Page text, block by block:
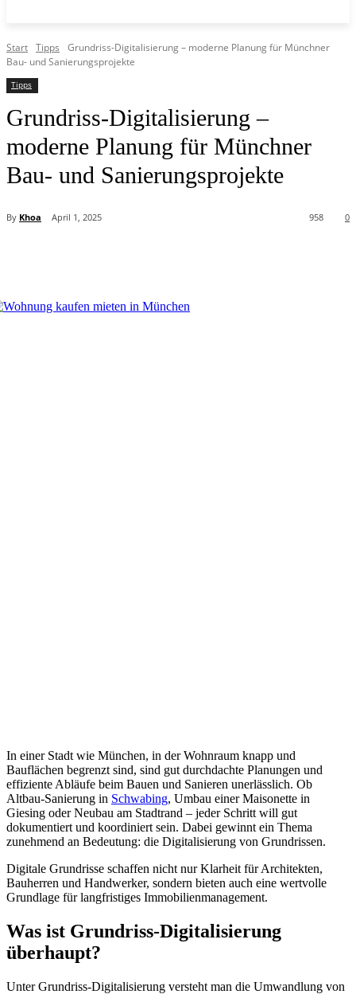
Start Tipps
Grundriss-Digitalisierung – moderne Planung für Münchner
Bau- und Sanierungsprojekte
Tipps
Grundriss-Digitalisierung –
moderne Planung für Münchner
Bau- und Sanierungsprojekte
By Khoa April 1, 2025 0
958
In einer Stadt wie München, in der Wohnraum knapp und
Bauflächen begrenzt sind, sind gut durchdachte Planungen und
effiziente Abläufe beim Bauen und Sanieren unerlässlich. Ob
Altbau-Sanierung in Schwabing, Umbau einer Maisonette in
Giesing oder Neubau am Stadtrand – jeder Schritt will gut
dokumentiert und koordiniert sein. Dabei gewinnt ein Thema
zunehmend an Bedeutung: die Digitalisierung von Grundrissen.
Digitale Grundrisse schaffen nicht nur Klarheit für Architekten,
Bauherren und Handwerker, sondern bieten auch eine wertvolle
Grundlage für langfristiges Immobilienmanagement.
Was ist Grundriss-Digitalisierung
überhaupt?
Unter Grundriss-Digitalisierung versteht man die Umwandlung von